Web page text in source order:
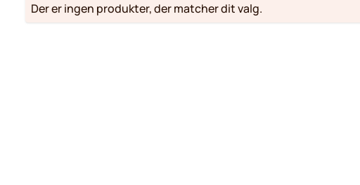
Der er ingen produkter, der matcher dit valg.